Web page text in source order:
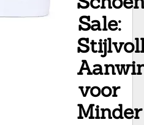
Sale:
voor
Minder